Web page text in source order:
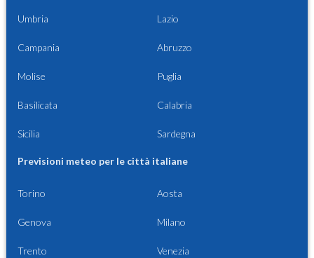
Umbria Lazio
Campania Abruzzo
Molise Puglia
Basilicata Calabria
Sicilia Sardegna
Previsioni meteo per le città italiane
Torino Aosta
Genova Milano
Trento Venezia